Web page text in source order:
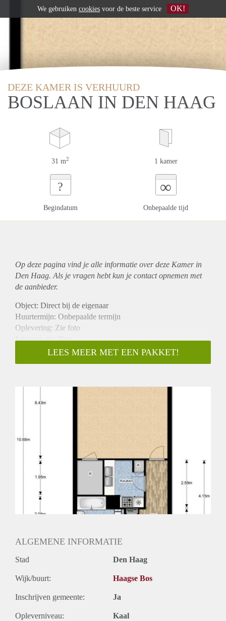
DEZE KAMER IS VERHUURD
BOSLAAN IN DEN HAAG
31 m2 1 kamer
?
Begindatum
∞
Onbepaalde tijd
Op deze pagina vind je alle informatie over deze Kamer in
Den Haag. Als je vragen hebt kun je contact opnemen met
de aanbieder.
Object: Direct bij de eigenaar
Huurtermijn: Onbepaalde termijn
Oplevering: Zie foto
Inkomen eis: Nee
Garantiestelling mogelijk: Nee
Borg: 1 Maand
Huurtoeslag grens: Ja
LEES MEER MET EEN PAKKET!
ALGEMENE INFORMATIE
Stad Den Haag
Wijk/buurt: Haagse Bos
Inschrijven gemeente: Ja
Opleverniveau: Kaal
We gebruiken cookies voor de beste service OK!